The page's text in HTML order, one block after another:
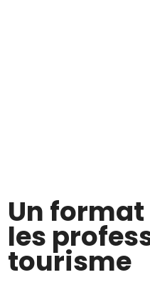
Un
les
tourisme